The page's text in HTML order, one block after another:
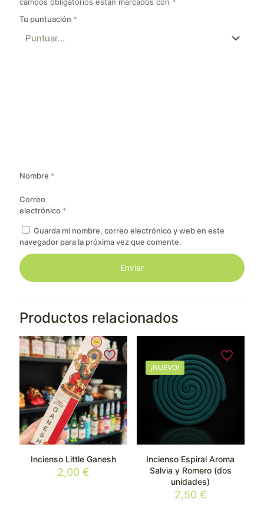
campos obligatorios están marcados con *
Tu puntuación *
Nombre *
Correo
electrónico *
Guarda mi nombre, correo electrónico y web en este
navegador para la próxima vez que comente.
Productos relacionados
Incienso Little Ganesh
2,00€
¡NUEVO!
Incienso Espiral Aroma
Salvia y Romero (dos
unidades)
2,50 €